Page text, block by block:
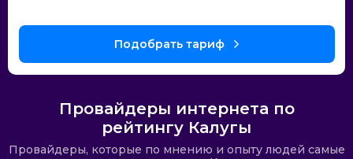
Провайдеры интернета по
рейтингу Калугы
Провайдеры, которые по мнению и опыту людей самые